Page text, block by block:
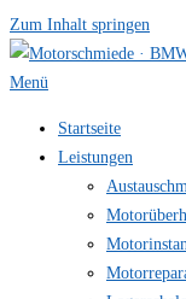
Zum Inhalt springen
Menü
Startseite
Leistungen